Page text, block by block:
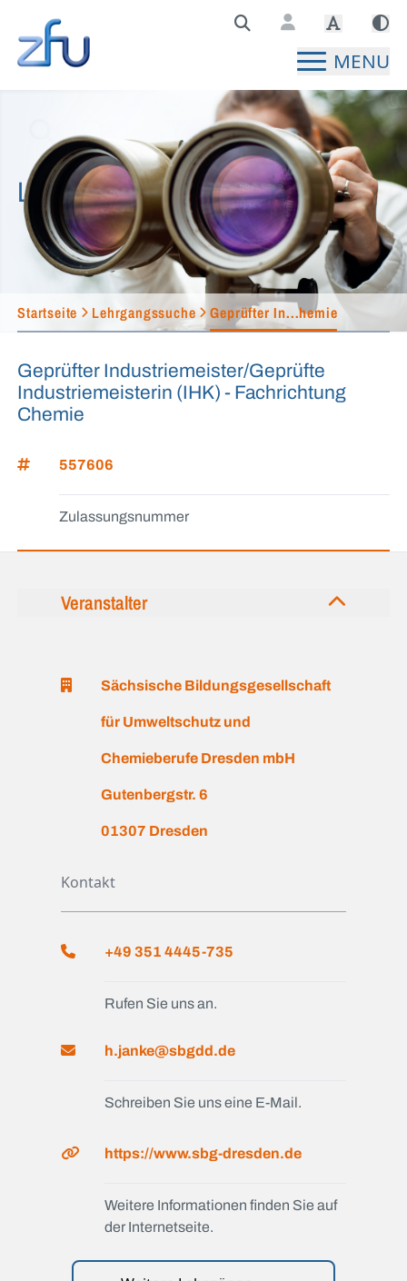
Zentralstelle für Fernunterricht Hauptseite
MENU
Lehrgangssuche
Startseite Lehrgangssuche Geprüfter In...hemie
Geprüfter Industriemeister/Geprüfte
Industriemeisterin (IHK) - Fachrichtung
Chemie
557606
Zulassungsnummer
Veranstalter
Sächsische Bildungsgesellschaft
für Umweltschutz und
Chemieberufe Dresden mbH
Gutenbergstr. 6
01307 Dresden
Kontakt
+49 351 4445-735
Rufen Sie uns an.
h.janke@sbgdd.de
Schreiben Sie uns eine E-Mail.
https://www.sbg-dresden.de
Weitere Informationen finden Sie auf
der Internetseite.